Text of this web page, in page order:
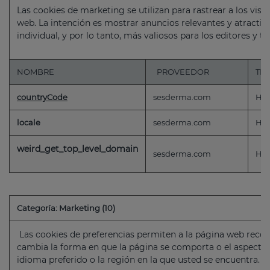
Las cookies de marketing se utilizan para rastrear a los
web. La intención es mostrar anuncios relevantes y
individual, y por lo tanto, más valiosos para los editores y
NOMBRE PROVEEDOR
countryCode sesderma.com
locale sesderma.com
weird_get_top_level_domain sesderma.com
Categoría: Marketing (10)
Las cookies de preferencias permiten a la página web
cambia la forma en que la página se comporta o el
idioma preferido o la región en la que usted se encuentra.